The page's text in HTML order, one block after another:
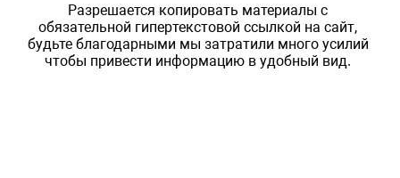
Разрешается копировать материалы с
обязательной гипертекстовой ссылкой на сайт,
будьте благодарными мы затратили много усилий
чтобы привести информацию в удобный вид.